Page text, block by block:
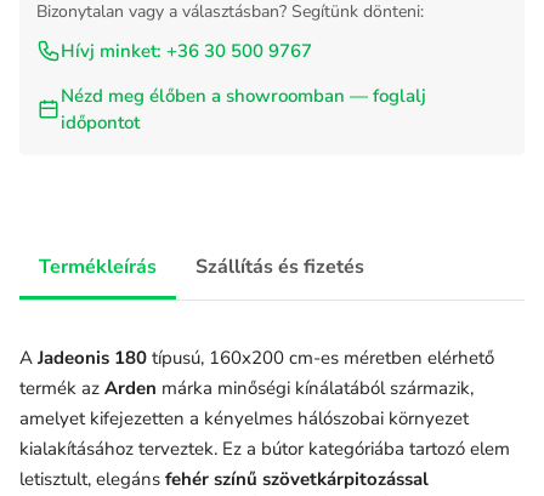
Bizonytalan vagy a választásban? Segítünk dönteni:
Hívj minket: +36 30 500 9767
Nézd meg élőben a showroomban — foglalj
időpontot
Termékleírás Szállítás és fizetés
A Jadeonis 180 típusú, 160x200 cm-es méretben elérhető
termék az Arden márka minőségi kínálatából származik,
amelyet kifejezetten a kényelmes hálószobai környezet
kialakításához terveztek. Ez a bútor kategóriába tartozó elem
letisztult, elegáns fehér színű szövetkárpitozással